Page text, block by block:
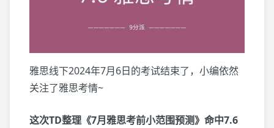
雅思线下2024年7月6日的考试结束了，小编依然
关注了雅思考情~
这次TD整理《7月雅思考前小范围预测》命中7.6